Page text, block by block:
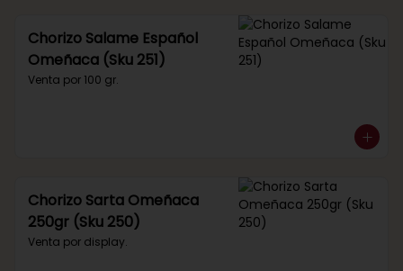
Chorizo Salame Español
Omeñaca (Sku 251)
Venta por 100 gr.
Chorizo Sarta Omeñaca
250gr (Sku 250)
Venta por display.